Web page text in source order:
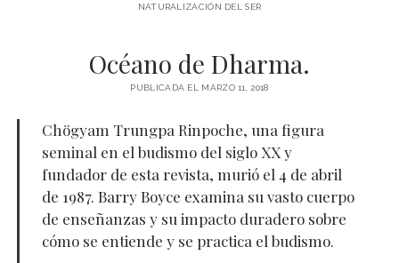
NATURALIZACIÓN DEL SER
Océano de Dharma.
PUBLICADA EL MARZO 11, 2018
Chögyam Trungpa Rinpoche, una figura
seminal en el budismo del siglo XX y
fundador de esta revista, murió el 4 de abril
de 1987. Barry Boyce examina su vasto cuerpo
de enseñanzas y su impacto duradero sobre
cómo se entiende y se practica el budismo.